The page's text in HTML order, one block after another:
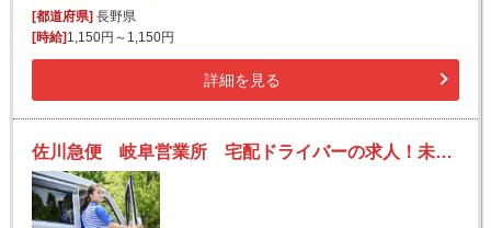
[都道府県]長野県
[時給]1,150円～1,150円
詳細を見る
佐川急便 岐阜営業所 宅配ドライバーの求人！未経験歓迎！先輩たちがサポートします♪